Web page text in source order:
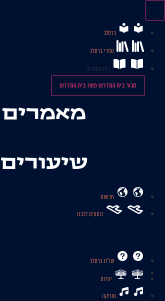
לתוכן
ברסלב
ספרי ברסלב
בית המדרש
סגור בית המדרשפתח בית המדרש
מאמרים
שיעורים
חדשות
נוסעים לרבנו
שו’’ת ברסלב
יהדות
מוזיקה